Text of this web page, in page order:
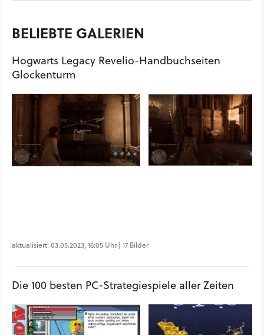
BELIEBTE GALERIEN
Hogwarts Legacy Revelio-Handbuchseiten
Glockenturm
aktualisiert: 03.05.2023, 16:05 Uhr | 17 Bilder
Die 100 besten PC-Strategiespiele aller Zeiten